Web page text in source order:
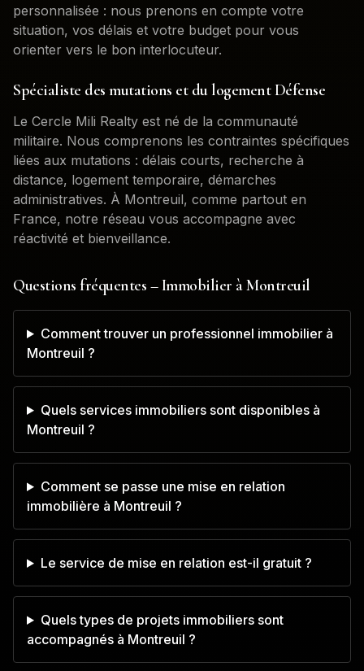
personnalisée : nous prenons en compte votre
situation, vos délais et votre budget pour vous
orienter vers le bon interlocuteur.
Spécialiste des mutations et du logement Défense
Le Cercle Mili Realty est né de la communauté
militaire. Nous comprenons les contraintes spécifiques
liées aux mutations : délais courts, recherche à
distance, logement temporaire, démarches
administratives. À Montreuil, comme partout en
France, notre réseau vous accompagne avec
réactivité et bienveillance.
Questions fréquentes – Immobilier àMontreuil
Comment trouver un professionnel immobilier à
Montreuil ?
Quels services immobiliers sont disponibles à
Montreuil ?
Comment se passe une mise en relation
immobilière à Montreuil ?
Le service de mise en relation est-il gratuit ?
Quels types de projets immobiliers sont
accompagnés à Montreuil ?